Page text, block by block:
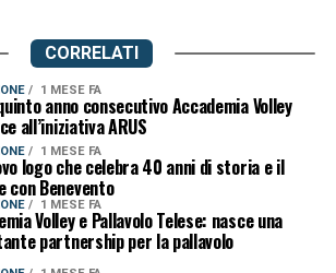
CORRELATI
1 MESE FA
anno consecutivo Accademia Volley
all’iniziativa ARUS
1 MESE FA
logo che celebra 40 anni di storia e il
con Benevento
1 MESE FA
Volley e Pallavolo Telese: nasce una
partnership per la pallavolo